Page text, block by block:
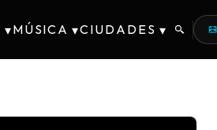
▾MÚSICA ▾CIUDADES ▾